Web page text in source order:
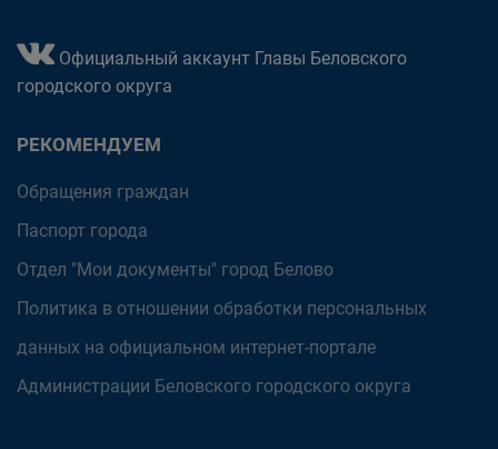
Официальный аккаунт Главы Беловского
городского округа
РЕКОМЕНДУЕМ
Обращения граждан
Паспорт города
Отдел "Мои документы" город Белово
Политика в отношении обработки персональных
данных на официальном интернет-портале
Администрации Беловского городского округа